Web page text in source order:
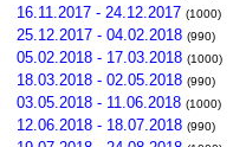
16.11.2017 - 24.12.2017 (1000)
25.12.2017 - 04.02.2018 (990)
05.02.2018 - 17.03.2018 (1000)
18.03.2018 - 02.05.2018 (990)
03.05.2018 - 11.06.2018 (1000)
12.06.2018 - 18.07.2018 (990)